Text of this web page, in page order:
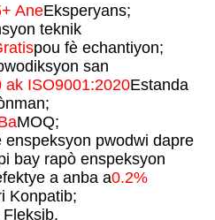
AneEksperyans;
teknik
pou fè echantiyon;
san
ak ISO9001:2020Estanda
MOQ;
pwodwi dapre
bay rapò enspeksyon
a anba a0.2%
Konpatib;